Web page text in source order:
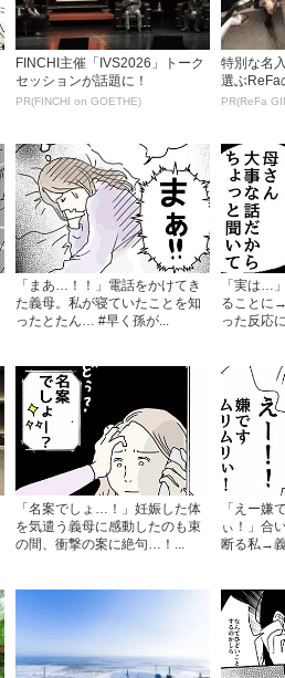
FINCHI主催「IVS2026」トーク
セッションが話題に！
PR(FINCHI on GOETHE)
特別な名
選ぶReFa
PR(ReFa
「まあ…！！」電話をかけてき
た義母。私が寝ていたことを知
ったとたん… #早く孫が...
「実は…
ることに
った反応
「名案でしょ…！」妊娠した体
を気遣う義母に感動したのも束
の間、衝撃の案に絶句…！...
「えー嫌
ぃ！」合
断る私→